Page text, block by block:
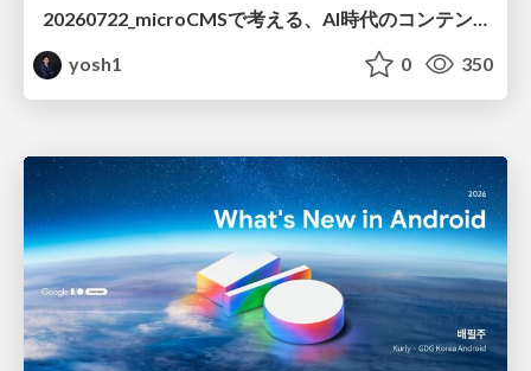
20260722_microCMSで考える、AI時代のコンテンツ運用設計
yosh1
0 350